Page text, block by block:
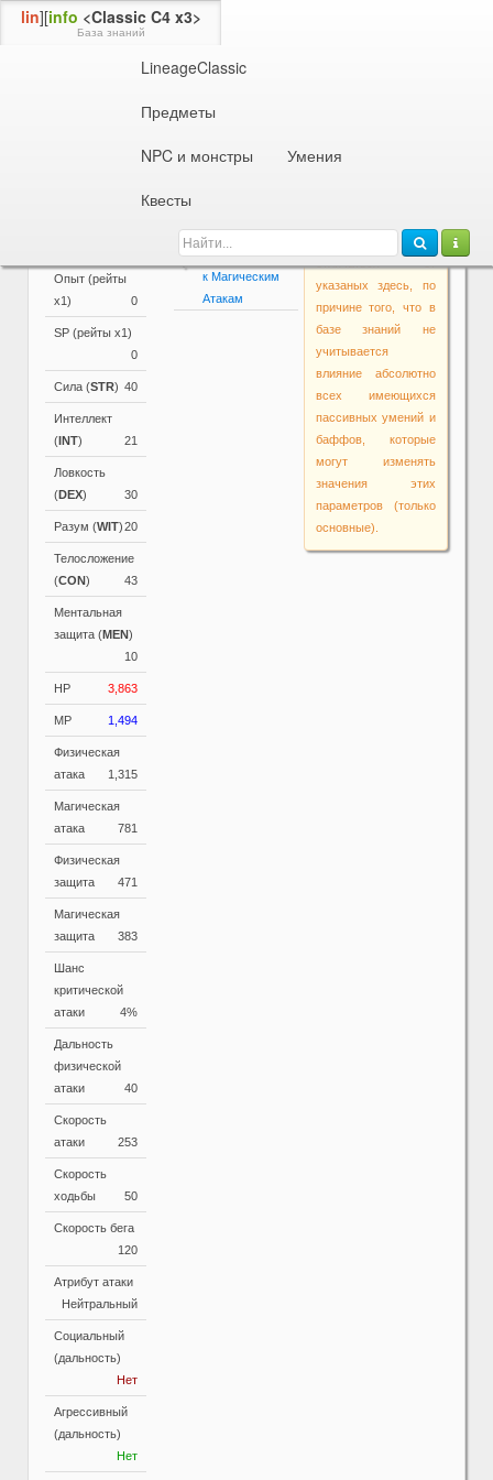
lin][info <Classic C4 x3>
База знаний
LineageClassic
Предметы
NPC и монстры
Умения
Квесты
Информация об NPC или монстре
Опыт (рейты
х1)
0
SP (рейты х1)
0
Сила (STR) 40
Интеллект
(INT) 21
Ловкость
(DEX) 30
Разум (WIT)20
Телосложение
(CON) 43
Ментальная
защита (MEN)
10
HP 3,863
MP 1,494
Физическая
атака
1,315
Магическая
атака
781
Физическая
защита
471
Магическая
защита
383
Шанс
критической
атаки
4%
Дальность
физической
атаки
40
Скорость
атаки
253
Скорость
ходьбы
50
Скорость бега
120
Атрибут атаки
Нейтральный
Социальный
(дальность)
Нет
Агрессивный
(дальность)
Нет
Активные и
Полное
Сопротивление
к Магическим
Атакам
игре могут
отличаться от
указаных здесь, по
причине того, что в
базе знаний не
учитывается
влияние абсолютно
всех имеющихся
пассивных умений и
баффов, которые
могут изменять
значения этих
параметров (только
основные).